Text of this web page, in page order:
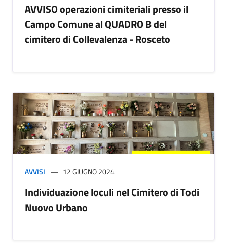
AVVISO operazioni cimiteriali presso il
Campo Comune al QUADRO B del
cimitero di Collevalenza - Rosceto
AVVISI 12 GIUGNO 2024
Individuazione loculi nel Cimitero di Todi
Nuovo Urbano